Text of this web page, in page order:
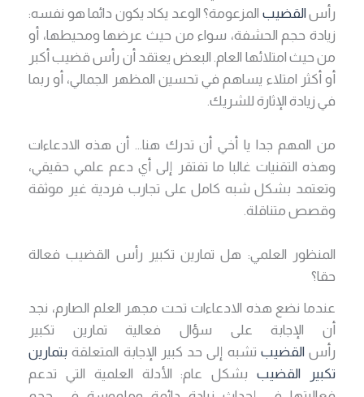
رأسالقضيب المزعومة؟ الوعد يكاد يكون دائما هو نفسه:
زيادة حجم الحشفة، سواء من حيث عرضها ومحيطها، أو
من حيث امتلائها العام. البعض يعتقد أن رأس قضيب أكبر
أو أكثر امتلاء يساهم في تحسين المظهر الجمالي، أو ربما
في زيادة الإثارة للشريك.
من المهم جدا يا أخي أن تدرك هنا… أن هذه الادعاءات
وهذه التقنيات غالبا ما تفتقر إلى أي دعم علمي حقيقي،
وتعتمد بشكل شبه كامل على تجارب فردية غير موثقة
وقصص متناقلة.
المنظور العلمي: هل تمارين تكبير رأس القضيب فعالة
حقا؟
عندما نضع هذه الادعاءات تحت مجهر العلم الصارم، نجد
أن الإجابة على سؤال فعالية تمارين تكبير
رأسالقضيب تشبه إلى حد كبير الإجابة المتعلقة بتمارين
تكبير القضيببشكل عام: الأدلة العلمية التي تدعم